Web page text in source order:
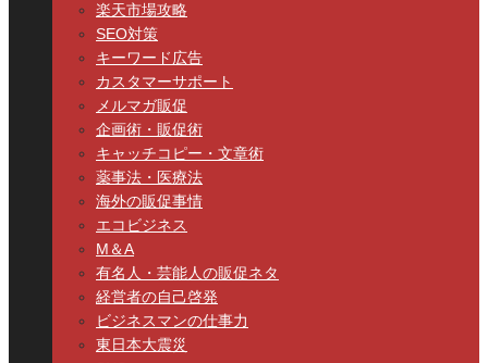
楽天市場攻略
SEO対策
キーワード広告
カスタマーサポート
メルマガ販促
企画術・販促術
キャッチコピー・文章術
薬事法・医療法
海外の販促事情
エコビジネス
M＆A
有名人・芸能人の販促ネタ
経営者の自己啓発
ビジネスマンの仕事力
東日本大震災